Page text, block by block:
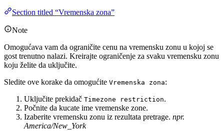
Section titled “Vremenska zona”
Note
Omogućava vam da ograničite cenu na vremensku zonu u kojoj se
gost trenutno nalazi. Kreirajte ograničenje za svaku vremensku zonu
koju želite da uključite.
Sledite ove korake da omogućite Vremenska zona:
Uključite prekidač Timezone restriction.
Počnite da kucate ime vremenske zone.
Izaberite vremensku zonu iz rezultata pretrage. npr.
America/New_York